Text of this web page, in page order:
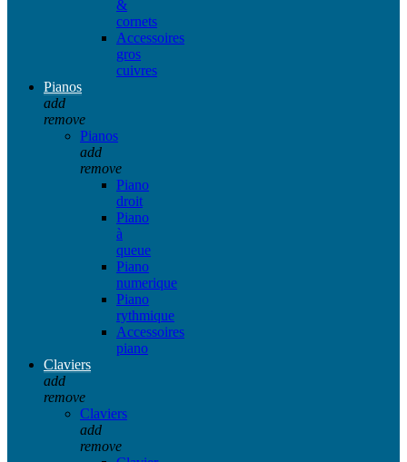
&
cornets
Accessoires
gros
cuivres
Pianos
add
remove
Pianos
add
remove
Piano
droit
Piano
à
queue
Piano
numerique
Piano
rythmique
Accessoires
piano
Claviers
add
remove
Claviers
add
remove